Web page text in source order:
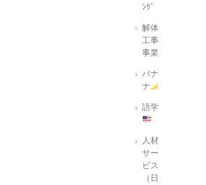
ﾝｸﾞ
解体
工事
事業
バナ
ナ
語学
人材
サー
ビス
（日